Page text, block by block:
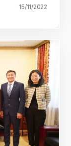
15/11/2022